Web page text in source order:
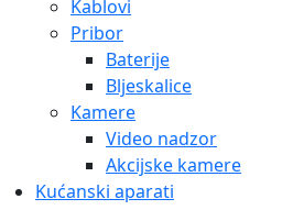
Kablovi
Pribor
Baterije
Bljeskalice
Kamere
Video nadzor
Akcijske kamere
Kućanski aparati